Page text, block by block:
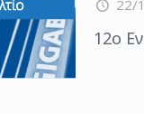
22/
12o